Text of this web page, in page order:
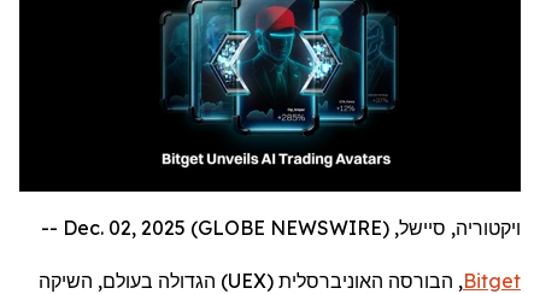
ויקטוריה, סיישל, Dec. 02, 2025 (GLOBE NEWSWIRE) --
Bitget, הבורסה האוניברסלית (UEX) הגדולה בעולם, השיקה